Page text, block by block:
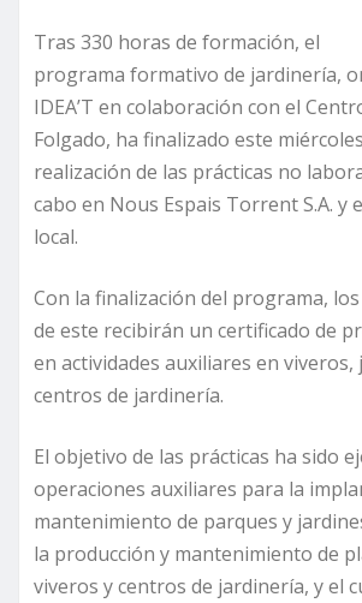
Tras 330 horas de formación, el
programa formativo de jardinería,
IDEA’T en colaboración con el
Folgado, ha finalizado este
realización de las prácticas no
cabo en Nous Espais Torrent S.A. y
local.
Con la finalización del programa,
de este recibirán un certificado de
en actividades auxiliares en viveros,
centros de jardinería.
El objetivo de las prácticas ha sido
operaciones auxiliares para la
mantenimiento de parques y
la producción y mantenimiento de
viveros y centros de jardinería, y el